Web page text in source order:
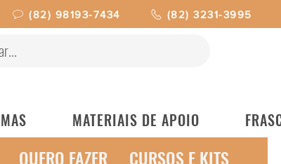
(82) 98193-7434 (82) 3231-3995
MATERIAIS DE APOIO
QUERO FAZER CURSOS E KITS